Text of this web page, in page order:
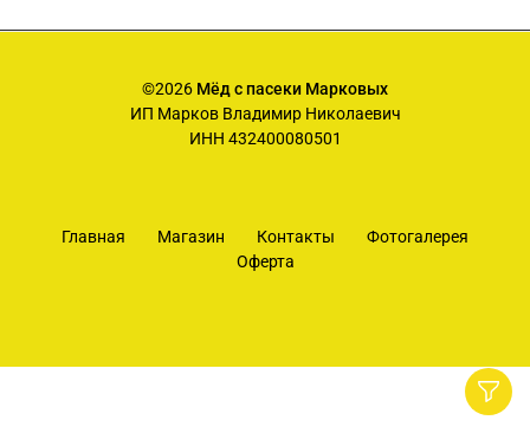
©2026 Мёд с пасеки Марковых
ИП Марков Владимир Николаевич
ИНН 432400080501
Главная Магазин Контакты
Фотогалерея
Оферта